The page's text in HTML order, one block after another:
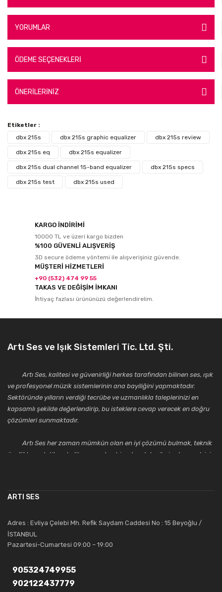
YORUMLAR
ÖDEME SEÇENEKLERİ
ÖNERİLERİNİZ
Etiketler :
dbx 215s
dbx 215s graphic equalizer dbx 215s review
dbx 215s eq dbx 215s equalizer
dbx 215s dual channel 15-band equalizer dbx 215s specs
dbx 215s test dbx 215s used
KARGO İNDİRİMİ
10000 TL ve üzeri kargo bizden
%100 GÜVENLİ ALIŞVERİŞ
3D secure ödeme yöntemi ile alışverişiniz güvende.
MÜŞTERİ HİZMETLERİ
+90 (532) 474 99 55
TAKAS VE DEĞİŞİM İMKANI
İhtiyaç fazlası ürününüzü değerlendirelim.
Artı Ses ve Işık Sistemleri Tic. Ltd. Şti.
Artı Ses, kalitesi ve güvenirliği herkes tarafından bilinen ses, ışık
ve profesyonel müzik sistemlerinin ana bayiliğini yapmaktadır.
Sektöründe yılların verdiği tecrübe ve uzmanlıkla taleplerinizi en
kapsamlı şekilde değerlendirip, bu isteklere cevap verecek en doğru
çözümleri sunmaktadır.
Artı Ses her zaman mümkün olan en iyi çözümü bulmak, teknik
özellikler, estetik ve kalite açısından bir adım daha ileriye taşımak için
saygıdeğer yerini kazanmıştır.
Artı Ses, güler yüzü ve deneyimi ile bu gün ve gelecekte
güvenebileceğiniz bir tercihtir.
ARTI SES
Adres : Evliya Çelebi Mh. Refik Saydam Caddesi No : 15 Beyoğlu /
İSTANBUL
Pazartesi-Cumartesi 09:00 – 19:00
905324749955
902122437779